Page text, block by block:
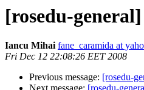
[rosedu-
Iancu Mihai fane_caramida at
Fri Dec 12 22:08:26 EET 2008
Previous message: [rosedu-